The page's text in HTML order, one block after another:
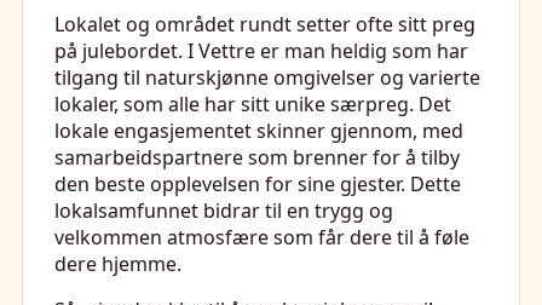
Lokalet og området rundt setter ofte sitt preg
på julebordet. I Vettre er man heldig som har
tilgang til naturskjønne omgivelser og varierte
lokaler, som alle har sitt unike særpreg. Det
lokale engasjementet skinner gjennom, med
samarbeidspartnere som brenner for å tilby
den beste opplevelsen for sine gjester. Dette
lokalsamfunnet bidrar til en trygg og
velkommen atmosfære som får dere til å føle
dere hjemme.